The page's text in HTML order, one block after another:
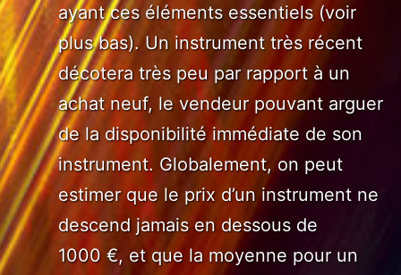
ayant ces éléments essentiels (voir
plus bas). Un instrument très récent
décotera très peu par rapport à un
achat neuf, le vendeur pouvant arguer
de la disponibilité immédiate de son
instrument. Globalement, on peut
estimer que le prix d’un instrument ne
descend jamais en dessous de
1000 €, et que la moyenne pour un